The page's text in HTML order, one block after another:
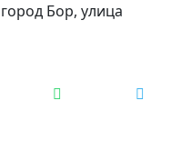
Бор, улица